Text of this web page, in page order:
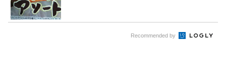
Recommended by